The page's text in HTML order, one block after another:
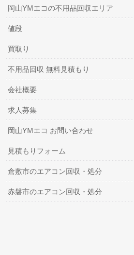
岡山YMエコの不用品回収エリア
値段
買取り
不用品回収 無料見積もり
会社概要
求人募集
岡山YMエコ お問い合わせ
見積もりフォーム
倉敷市のエアコン回収・処分
赤磐市のエアコン回収・処分